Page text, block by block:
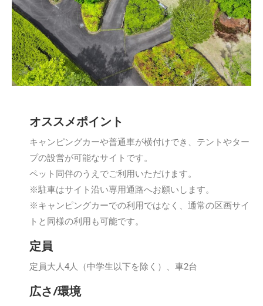
オススメポイント
キャンピングカーや普通車が横付けでき、テントやター
プの設営が可能なサイトです。
ペット同伴のうえでご利用いただけます。
※駐車はサイト沿い専用通路へお願いします。
※キャンピングカーでの利用ではなく、通常の区画サイ
トと同様の利用も可能です。
定員
定員大人4人（中学生以下を除く）、車2台
広さ/環境